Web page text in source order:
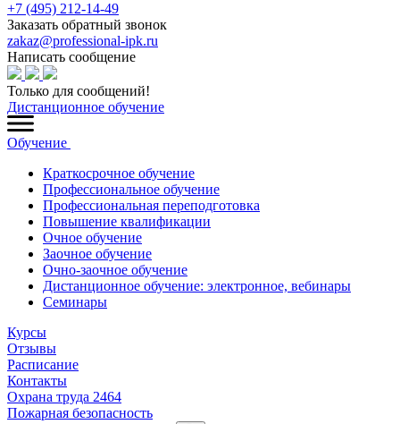
+7 (495) 212-14-49
Заказать обратный звонок
zakaz@professional-ipk.ru
Написать сообщение
Только для сообщений!
Дистанционное обучение
Обучение
Краткосрочное обучение
Профессиональное обучение
Профессиональная переподготовка
Повышение квалификации
Очное обучение
Заочное обучение
Очно-заочное обучение
Дистанционное обучение: электронное, вебинары
Семинары
Курсы
Отзывы
Расписание
Контакты
Охрана труда 2464
Пожарная безопасность